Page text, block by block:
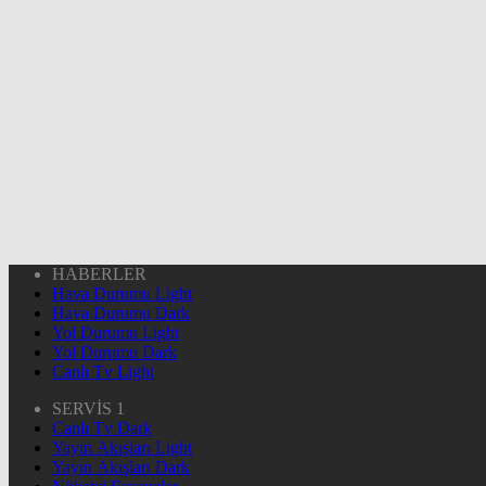
HABERLER
Hava Durumu Light
Hava Durumu Dark
Yol Durumu Light
Yol Durumu Dark
Canlı Tv Light
SERVİS 1
Canlı Tv Dark
Yayın Akışları Light
Yayın Akışları Dark